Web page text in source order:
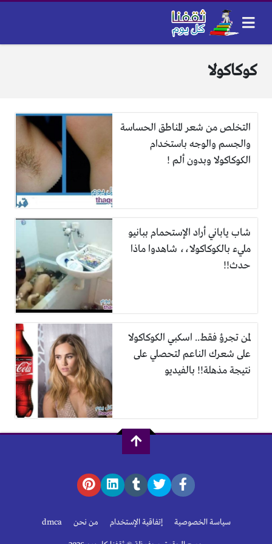
كوكاكولا
التخلص من شعر المناطق الحساسة
والجسم والوجه باستخدام
الكوكاكولا وبدون ألم !
شاب ياباني أراد الإستحمام ببانيو
مليء بالكوكاكولا،، شاهدوا ماذا
حدث!!
لمن تجرؤ فقط.. اسكبي الكوكاكولا
على شعرك الناعم لتحصلي على
نتيجة مذهلة!! بالفيديو
سياسة الخصوصية إتفاقية الإستخدام من نحن dmca